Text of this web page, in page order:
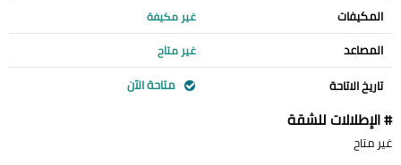
المكيفات غير مكيفة
المصاعد غير متاح
تاريخ الاتاحة متاحة الآن
# الإطلالات للشقة
غير متاح